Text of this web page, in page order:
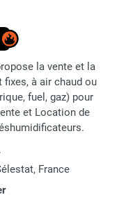
la vente et la
à air chaud ou
fuel, gaz) pour
et Location de
France